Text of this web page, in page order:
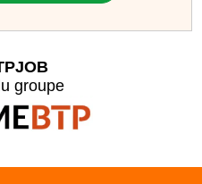
groupe